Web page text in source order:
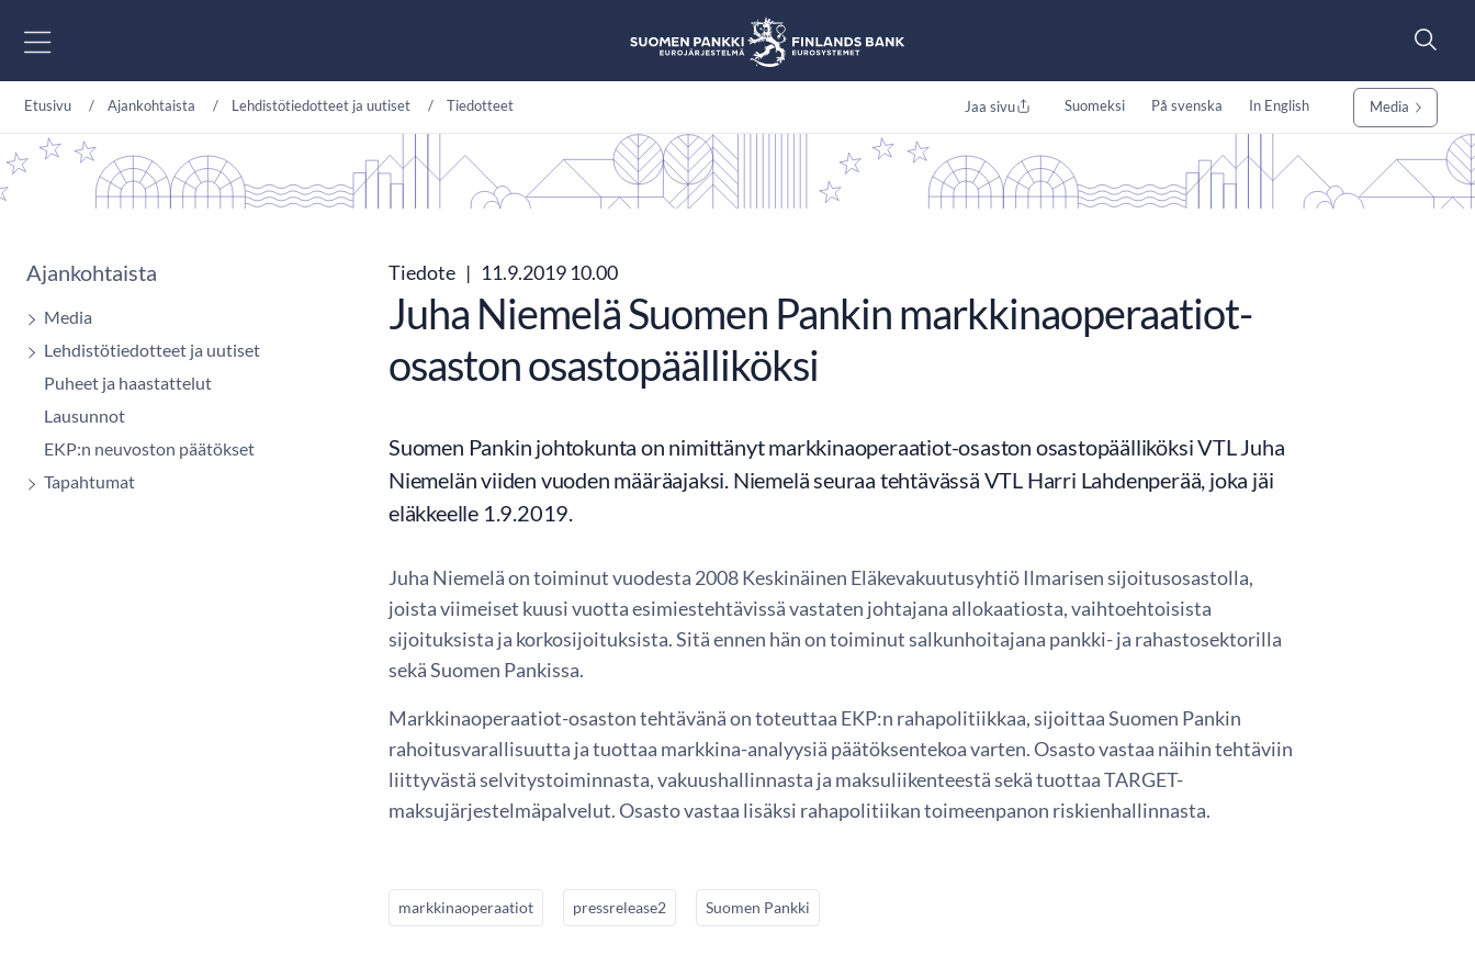
Etusivu Ajankohtaista Lehdistötiedotteet ja uutiset Tiedotteet Jaa sivu Suomeksi På svenska In English Media
Ajankohtaista
Media
Lehdistötiedotteet ja uutiset
Puheet ja haastattelut
Lausunnot
EKP:n neuvoston päätökset
Tapahtumat
Tiedote | 11.9.2019 10.00
Juha Niemelä Suomen Pankin markkinaoperaatiot-
osaston osastopäälliköksi
Suomen Pankin johtokunta on nimittänyt markkinaoperaatiot-osaston osastopäälliköksi VTL Juha
Niemelän viiden vuoden määräajaksi. Niemelä seuraa tehtävässä VTL Harri Lahdenperää, joka jäi
eläkkeelle 1.9.2019.
Juha Niemelä on toiminut vuodesta 2008 Keskinäinen Eläkevakuutusyhtiö Ilmarisen sijoitusosastolla,
joista viimeiset kuusi vuotta esimiestehtävissä vastaten johtajana allokaatiosta, vaihtoehtoisista
sijoituksista ja korkosijoituksista. Sitä ennen hän on toiminut salkunhoitajana pankki- ja rahastosektorilla
sekä Suomen Pankissa.
Markkinaoperaatiot-osaston tehtävänä on toteuttaa EKP:n rahapolitiikkaa, sijoittaa Suomen Pankin
rahoitusvarallisuutta ja tuottaa markkina-analyysiä päätöksentekoa varten. Osasto vastaa näihin tehtäviin
liittyvästä selvitystoiminnasta, vakuushallinnasta ja maksuliikenteestä sekä tuottaa TARGET-
maksujärjestelmäpalvelut. Osasto vastaa lisäksi rahapolitiikan toimeenpanon riskienhallinnasta.
markkinaoperaatiot pressrelease2 Suomen Pankki